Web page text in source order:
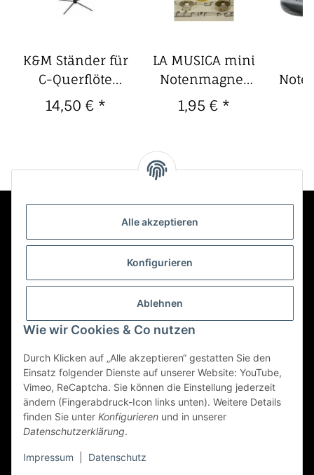
Alle akzeptieren
Konfigurieren
Ablehnen
Wie wir Cookies & Co nutzen
Durch Klicken auf „Alle akzeptieren“ gestatten Sie den
Einsatz folgender Dienste auf unserer Website: YouTube,
Vimeo, ReCaptcha. Sie können die Einstellung jederzeit
ändern (Fingerabdruck-Icon links unten). Weitere Details
finden Sie unter Konfigurieren und in unserer
Datenschutzerklärung.
Impressum Datenschutz
K&M Ständer für
C-Querflöte
zusammenlegbar
15232
14,50 € *
LA MUSICA mini
Notenmagnet
silbern
(vernickelt)
1,95 € *
Mehr über
Vertrag widerrufen
* Alle Preise inkl. gesetzlicher USt., zzgl.